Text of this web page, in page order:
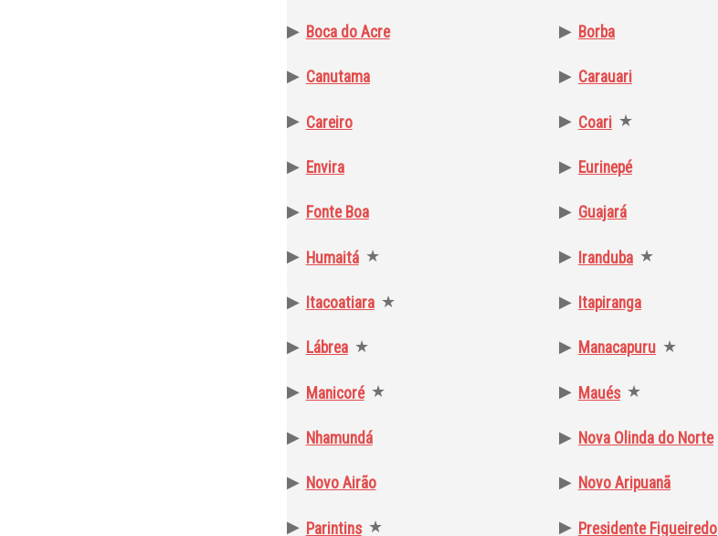
▶ Boca do Acre ▶ Borba
▶ Canutama ▶ Carauari
▶ Careiro ▶ Coari ★
▶ Envira ▶ Eurinepé
▶ Fonte Boa ▶ Guajará
▶ Humaitá ★ ▶ Iranduba ★
▶ Itacoatiara ★ ▶ Itapiranga
▶ Lábrea ★ ▶ Manacapuru ★
▶ Manicoré ★ ▶ Maués ★
▶ Nhamundá ▶ Nova Olinda do Norte
▶ Novo Airão ▶ Novo Aripuanã
▶ Parintins ★ ▶ Presidente Figueiredo